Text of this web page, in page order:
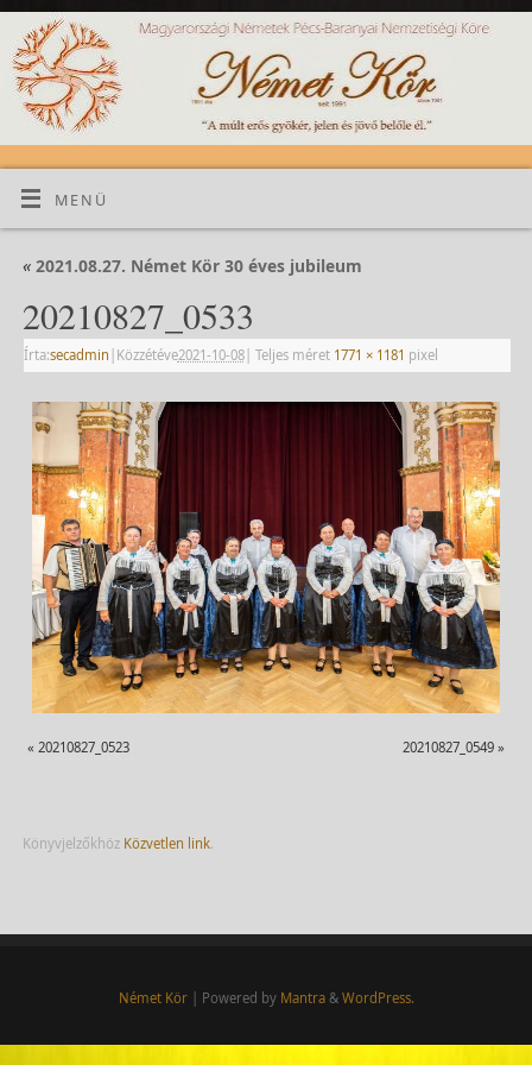
MENÜ
«2021.08.27. Német Kör 30 éves jubileum
20210827_0533
Írta:secadmin | Közzétéve2021-10-08| Teljes méret 1771 × 1181 pixel
« 20210827_0523 20210827_0549 »
Könyvjelzőkhöz Közvetlen link.
Német Kör| Powered by Mantra& WordPress.